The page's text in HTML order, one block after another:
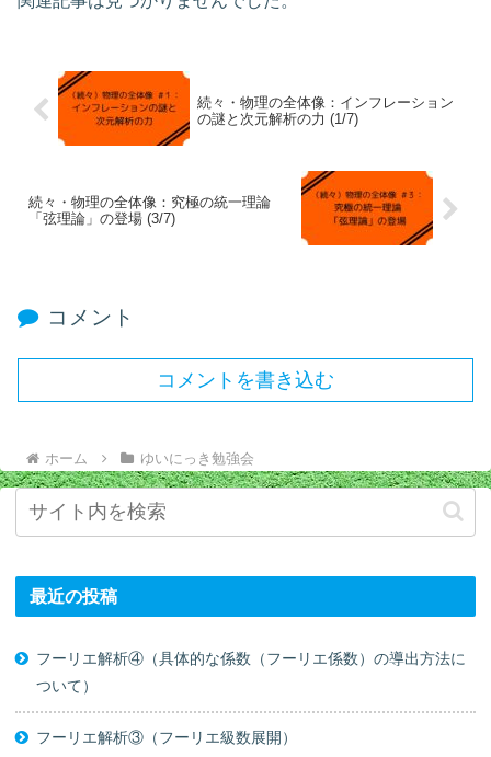
続々・物理の全体像：インフレーション
の謎と次元解析の力 (1/7)
続々・物理の全体像：究極の統一理論
「弦理論」の登場 (3/7)
コメント
コメントを書き込む
ホーム ゆいにっき勉強会
最近の投稿
フーリエ解析④（具体的な係数（フーリエ係数）の導出方法に
ついて）
フーリエ解析③（フーリエ級数展開）